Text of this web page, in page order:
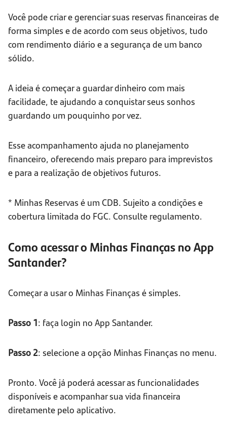
Você pode criar e gerenciar suas reservas financeiras de
forma simples e de acordo com seus objetivos, tudo
com rendimento diário e a segurança de um banco
sólido.
A ideia é começar a guardar dinheiro com mais
facilidade, te ajudando a conquistar seus sonhos
guardando um pouquinho por vez.
Esse acompanhamento ajuda no planejamento
financeiro, oferecendo mais preparo para imprevistos
e para a realização de objetivos futuros.
* Minhas Reservas é um CDB. Sujeito a condições e
cobertura limitada do FGC. Consulte regulamento.
Como acessar o Minhas Finanças no App
Santander?
Começar a usar o Minhas Finanças é simples.
Passo 1: faça login no App Santander.
Passo 2: selecione a opção Minhas Finanças no menu.
Pronto. Você já poderá acessar as funcionalidades
disponíveis e acompanhar sua vida financeira
diretamente pelo aplicativo.